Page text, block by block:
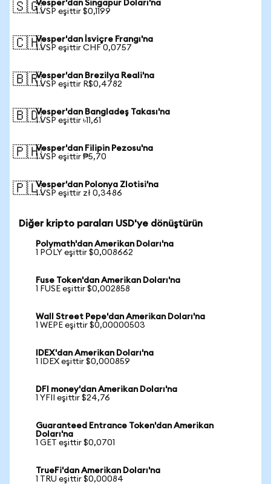
🇸🇬Vesper'dan Singapur Doları'na
1 VSP eşittir $0,1199
🇨🇭Vesper'dan İsviçre Frangı'na
1 VSP eşittir CHF 0,0757
🇧🇷Vesper'dan Brezilya Reali'na
1 VSP eşittir R$0,4782
🇧🇩Vesper'dan Bangladeş Takası'na
1 VSP eşittir ৳11,61
🇵🇭Vesper'dan Filipin Pezosu'na
1 VSP eşittir ₱5,70
🇵🇱Vesper'dan Polonya Zlotisi'na
1 VSP eşittir zł 0,3486
Diğer kripto paraları USD'ye dönüştürün
Polymath'dan Amerikan Doları'na
1 POLY eşittir $0,008662
Fuse Token'dan Amerikan Doları'na
1 FUSE eşittir $0,002858
Wall Street Pepe'dan Amerikan Doları'na
1 WEPE eşittir $0,00000503
IDEX'dan Amerikan Doları'na
1 IDEX eşittir $0,000859
DFI money'dan Amerikan Doları'na
1 YFII eşittir $24,76
Guaranteed Entrance Token'dan Amerikan
Doları'na
1 GET eşittir $0,0701
TrueFi'dan Amerikan Doları'na
1 TRU eşittir $0,00084